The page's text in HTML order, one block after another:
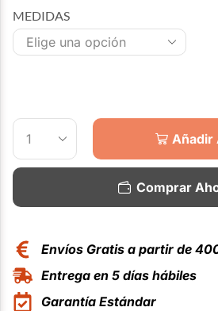
MEDIDAS
Añadir
Comprar
Envíos Gratis a partir de
Entrega en 5 días hábiles
Garantía Estándar